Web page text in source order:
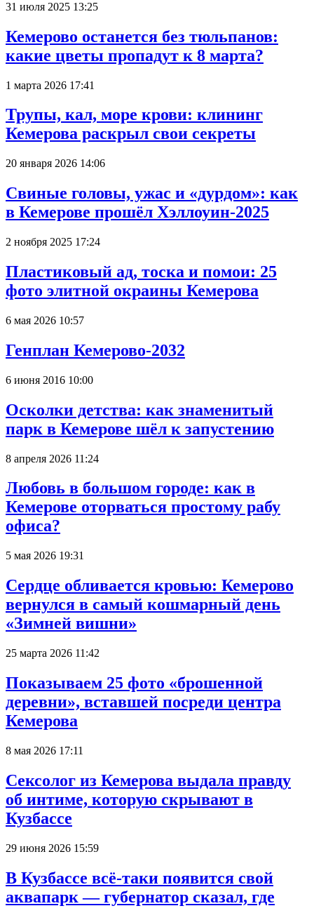
31 июля 2025 13:25
Кемерово останется без тюльпанов:
какие цветы пропадут к 8 марта?
1 марта 2026 17:41
Трупы, кал, море крови: клининг
Кемерова раскрыл свои секреты
20 января 2026 14:06
Свиные головы, ужас и «дурдом»: как
в Кемерове прошёл Хэллоуин-2025
2 ноября 2025 17:24
Пластиковый ад, тоска и помои: 25
фото элитной окраины Кемерова
6 мая 2026 10:57
Генплан Кемерово-2032
6 июня 2016 10:00
Осколки детства: как знаменитый
парк в Кемерове шёл к запустению
8 апреля 2026 11:24
Любовь в большом городе: как в
Кемерове оторваться простому рабу
офиса?
5 мая 2026 19:31
Сердце обливается кровью: Кемерово
вернулся в самый кошмарный день
«Зимней вишни»
25 марта 2026 11:42
Показываем 25 фото «брошенной
деревни», вставшей посреди центра
Кемерова
8 мая 2026 17:11
Сексолог из Кемерова выдала правду
об интиме, которую скрывают в
Кузбассе
29 июня 2026 15:59
В Кузбассе всё-таки появится свой
аквапарк — губернатор сказал, где